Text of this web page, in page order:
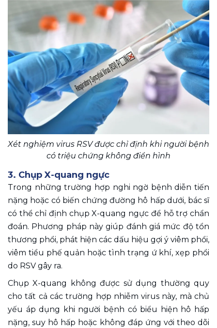
Xét nghiệm virus RSV được chỉ định khi người bệnh
có triệu chứng không điển hình
3. Chụp X-quang ngực
Trong những trường hợp nghi ngờ bệnh diễn tiến
nặng hoặc có biến chứng đường hô hấp dưới, bác sĩ
có thể chỉ định chụp X-quang ngực để hỗ trợ chẩn
đoán. Phương pháp này giúp đánh giá mức độ tổn
thương phổi, phát hiện các dấu hiệu gợi ý viêm phổi,
viêm tiểu phế quản hoặc tình trạng ứ khí, xẹp phổi
do RSV gây ra.
Chụp X-quang không được sử dụng thường quy
cho tất cả các trường hợp nhiễm virus này, mà chủ
yếu áp dụng khi người bệnh có biểu hiện hô hấp
nặng, suy hô hấp hoặc không đáp ứng với theo dõi